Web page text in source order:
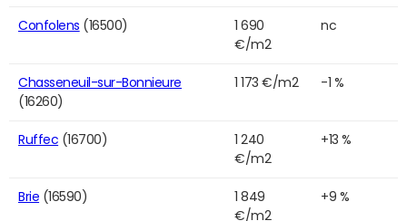
Confolens (16500)
1 690
€/m2
nc
Chasseneuil-sur-Bonnieure
(16260)
1 173 €/m2 -1 %
Ruffec (16700)
1 240
€/m2
+13 %
Brie (16590)
1 849
€/m2
+9 %